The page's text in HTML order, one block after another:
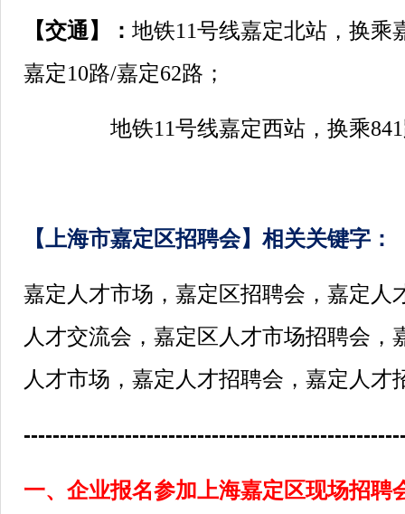
【交通】： 地铁11号线嘉定北站，换乘
嘉定10路/嘉定62路；
地铁11号线嘉定西站，换乘841
【上海市嘉定区招聘会】相关关键字：
嘉定人才市场，嘉定区招聘会，嘉定人
人才交流会，嘉定区人才市场招聘会，
人才市场，嘉定人才招聘会，嘉定人才
一、企业报名参加上海嘉定区现场招聘